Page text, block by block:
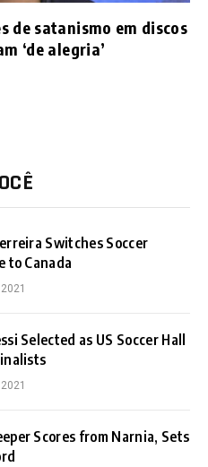
de satanismo em discos
‘de alegria’
Switches Soccer
to Canada
Selected as US Soccer Hall
Scores from Narnia, Sets